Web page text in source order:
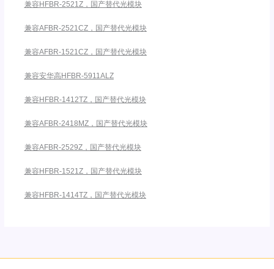
兼容HFBR-2521Z，国产替代光模块
兼容AFBR-2521CZ，国产替代光模块
兼容AFBR-1521CZ，国产替代光模块
兼容安华高HFBR-5911ALZ
兼容HFBR-1412TZ，国产替代光模块
兼容AFBR-2418MZ，国产替代光模块
兼容AFBR-2529Z，国产替代光模块
兼容HFBR-1521Z，国产替代光模块
兼容HFBR-1414TZ，国产替代光模块